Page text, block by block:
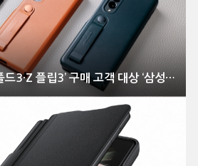
삼성전자, ‘갤럭시 Z 폴드3·Z 플립3’ 구매 고객 대상 ‘삼성케어플러스 케이스구독형’ 서비스 출시